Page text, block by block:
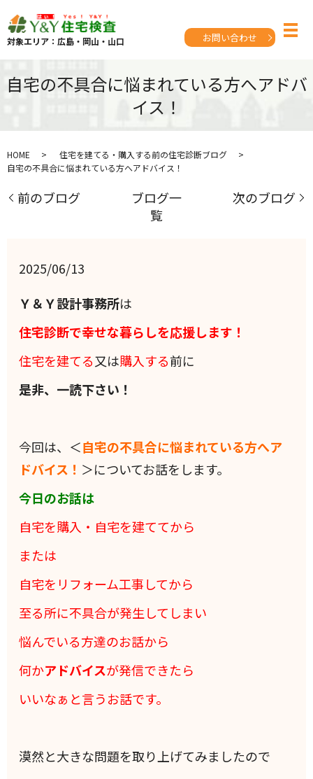
対象エリア：広島・岡山・山口 お問い合わせ
自宅の不具合に悩まれている方へアドバ
イス！
HOME
住宅を建てる・購入する前の住宅診断ブログ
自宅の不具合に悩まれている方へアドバイス！
前のブログ
ブログ一
覧
次のブログ
2025/06/13
Ｙ＆Ｙ設計事務所は
住宅診断で幸せな暮らしを応援します！
住宅を建てる又は購入する前に
是非、一読下さい！
今回は、＜自宅の不具合に悩まれている方へア
ドバイス！ ＞についてお話をします。
今日のお話は
自宅を購入・自宅を建ててから
または
自宅をリフォーム工事してから
至る所に不具合が発生してしまい
悩んでいる方達のお話から
何かアドバイスが発信できたら
いいなぁと言うお話です。
漠然と大きな問題を取り上げてみましたので